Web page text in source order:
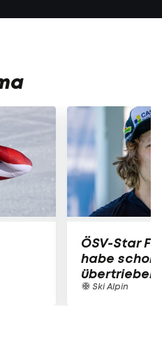
ÖSV-Star
habe schon
übertrieben"
Ski Alpin